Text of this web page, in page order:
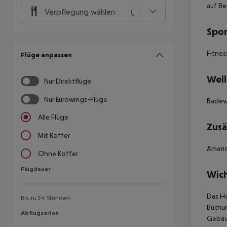
Verpflegung wählen
Flüge anpassen
Nur Direktflüge
Nur Eurowings-Flüge
Alle Flüge
Mit Koffer
Ohne Koffer
Flugdauer
Flugdauer
Bis zu 24 Stunden
Abflugzeiten
Abflugzeiten
auf
Das